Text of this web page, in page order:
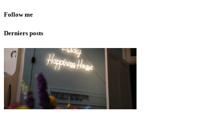
Follow me
Derniers posts